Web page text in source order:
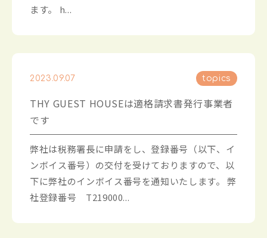
ます。 h...
2023.09.07 topics
THY GUEST HOUSEは適格請求書発行事業者
です
弊社は税務署長に申請をし、登録番号（以下、イ
ンボイス番号）の交付を受けておりますので、以
下に弊社のインボイス番号を通知いたします。 弊
社登録番号 T219000...